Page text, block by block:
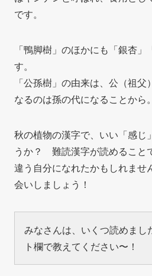
です。
「鴨脚樹」のほかにも「銀杏」
す。
「公孫樹」の由来は、公（祖
なるのは孫の代になることから。
秋の植物の漢字で、いい「感じ
うか？ 難読漢字が読めること
違う自分になれたかもしれませ
会いしましょう！
みなさんは、いくつ読めま
ト欄で教えてください〜！